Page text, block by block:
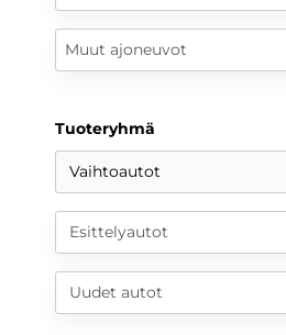
Muut ajoneuvot
Tuoteryhmä
Vaihtoautot
Esittelyautot
Uudet autot